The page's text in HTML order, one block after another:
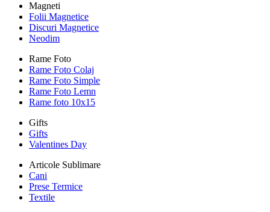
Magneti
Folii Magnetice
Discuri Magnetice
Neodim
Rame Foto
Rame Foto Colaj
Rame Foto Simple
Rame Foto Lemn
Rame foto 10x15
Gifts
Gifts
Valentines Day
Articole Sublimare
Cani
Prese Termice
Textile